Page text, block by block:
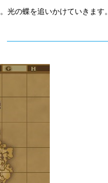
光の蝶を追いかけていきます。